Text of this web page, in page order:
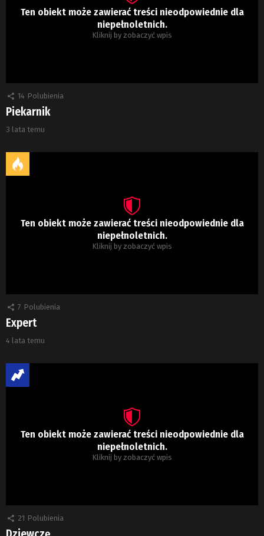
Ten obiekt może zawierać treści nieodpowiednie dla
niepełnoletnich.
Kliknij by zobaczyć wpis
14 Polubienia
Piekarnik
3 lata temu
Ten obiekt może zawierać treści nieodpowiednie dla
niepełnoletnich.
Kliknij by zobaczyć wpis
7 Polubienia
Expert
4 lata temu
Ten obiekt może zawierać treści nieodpowiednie dla
niepełnoletnich.
Kliknij by zobaczyć wpis
21 Polubienia